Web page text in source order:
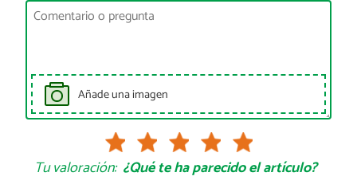
Añade una imagen
Tu valoración: ¿Qué te ha parecido el artículo?